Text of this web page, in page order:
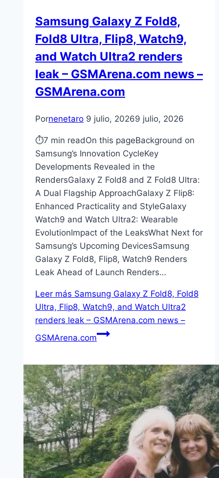
Samsung Galaxy Z Fold8,
Fold8 Ultra, Flip8, Watch9,
and Watch Ultra2 renders
leak – GSMArena.com news –
GSMArena.com
Pornenetaro 9 julio, 20269 julio, 2026
⏱7 min readOn this pageBackground on
Samsung’s Innovation CycleKey
Developments Revealed in the
RendersGalaxy Z Fold8 and Z Fold8 Ultra:
A Dual Flagship ApproachGalaxy Z Flip8:
Enhanced Practicality and StyleGalaxy
Watch9 and Watch Ultra2: Wearable
EvolutionImpact of the LeaksWhat Next for
Samsung’s Upcoming DevicesSamsung
Galaxy Z Fold8, Flip8, Watch9 Renders
Leak Ahead of Launch Renders…
Leer más Samsung Galaxy Z Fold8, Fold8
Ultra, Flip8, Watch9, and Watch Ultra2
renders leak – GSMArena.com news –
GSMArena.com